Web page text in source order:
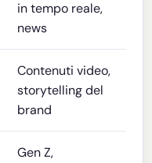
in tempo reale,
news
Contenuti video,
storytelling del
brand
Gen Z,